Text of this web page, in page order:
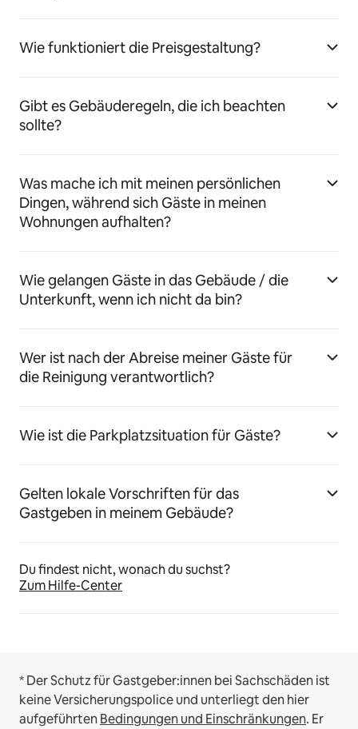
Wie funktioniert die Preisgestaltung?
Gibt es Gebäuderegeln, die ich beachten
sollte?
Was mache ich mit meinen persönlichen
Dingen, während sich Gäste in meinen
Wohnungen aufhalten?
Wie gelangen Gäste in das Gebäude / die
Unterkunft, wenn ich nicht da bin?
Wer ist nach der Abreise meiner Gäste für
die Reinigung verantwortlich?
Wie ist die Parkplatzsituation für Gäste?
Gelten lokale Vorschriften für das
Gastgeben in meinem Gebäude?
Du findest nicht, wonach du suchst?
Zum Hilfe-Center
* Der Schutz für Gastgeber:innen bei Sachschäden ist
keine Versicherungspolice und unterliegt den hier
aufgeführtenBedingungen und Einschränkungen. Er